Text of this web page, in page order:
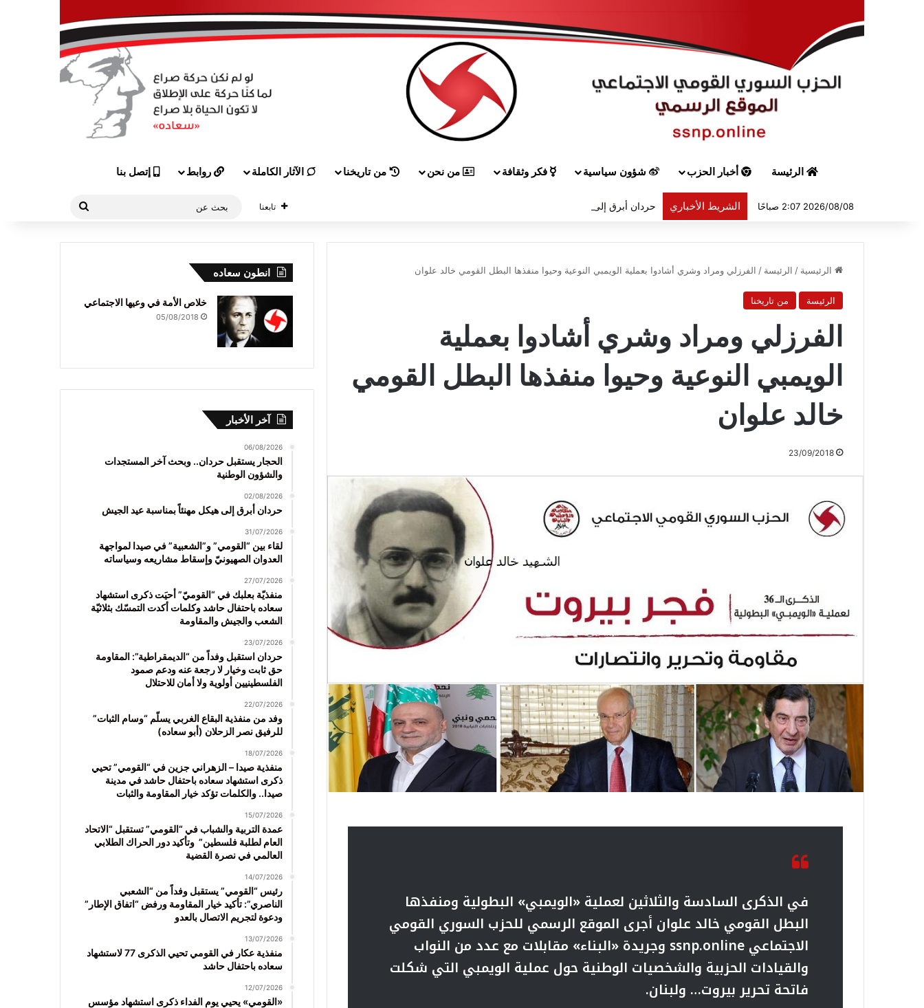
الرئيسة أخبار الحزب شؤون سياسية فكر وثقافة من نحن من تاريخنا الآثار الكاملة روابط إتصل بنا
2026/08/08 2:07 صباحًا الشريط الأخباري حردان أبرق إلى هيكل مهنئاً بمناسبة عيد الجيش تابعنا
الرئيسية / الرئيسة / الفرزلي ومراد وشري أشادوا بعملية الويمبي النوعية وحيوا منفذها البطل القومي خالد علوان
الرئيسة من تاريخنا
الفرزلي ومراد وشري أشادوا بعملية
الويمبي النوعية وحيوا منفذها البطل القومي
خالد علوان
23/09/2018
في الذكرى السادسة والثلاثين لعملية «الويمبي» البطولية ومنفذها
البطل القومي خالد علوان أجرى الموقع الرسمي للحزب السوري القومي
الاجتماعي
وجريدة «البناء» مقابلات مع عدد من النواب
والقيادات الحزبية والشخصيات الوطنية حول عملية الويمبي التي شكلت
فاتحة تحرير بيروت… ولبنان.
انطون سعاده
خلاص الأمة في وعيها الاجتماعي
05/08/2018
آخر الأخبار
06/08/2026
الحجار يستقبل حردان.. وبحث آخر المستجدات
والشؤون الوطنية
02/08/2026
حردان أبرق إلى هيكل مهنئاً بمناسبة عيد الجيش
31/07/2026
لقاء بين “القومي” و”الشعبية” في صيدا لمواجهة
العدوان الصهيونيّ وإسقاط مشاريعه وسياساته
27/07/2026
منفذيّة بعلبك في “القوميّ” أحيَت ذكرى استشهاد
سعاده باحتفال حاشد وكلمات أكدت التمسّك بثلاثيّة
الشعب والجيش والمقاومة
23/07/2026
حردان استقبل وفداً من “الديمقراطية”: المقاومة
حق ثابت وخيار لا رجعة عنه ودعم صمود
الفلسطينيين أولوية ولا أمان للاحتلال
22/07/2026
وفد من منفذية البقاع الغربي يسلّم “وسام الثبات”
للرفيق نصر الزحلان (أبو سعاده)
18/07/2026
منفذية صيدا – الزهراني جزين في “القومي” تحيي
ذكرى استشهاد سعاده باحتفال حاشد في مدينة
صيدا.. والكلمات تؤكد خيار المقاومة والثبات
15/07/2026
عمدة التربية والشباب في “القومي” تستقبل “الاتحاد
العام لطلبة فلسطين” وتأكيد دور الحراك الطلابي
العالمي في نصرة القضية
14/07/2026
رئيس “القومي” يستقبل وفداً من “الشعبي
الناصري”: تأكيد خيار المقاومة ورفض “اتفاق الإطار”
ودعوة لتجريم الاتصال بالعدو
13/07/2026
منفذية عكار في القومي تحيي الذكرى 77 لاستشهاد
سعاده باحتفال حاشد
12/07/2026
«القومي» يحيي يوم الفداء ذكرى استشهاد مؤسس